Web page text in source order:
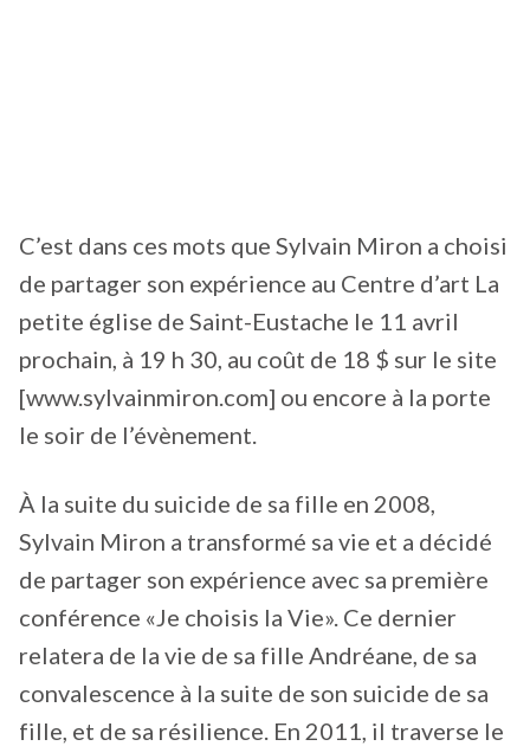
C’est dans ces mots que Sylvain Miron a choisi
de partager son expérience au Centre d’art La
petite église de Saint-Eustache le 11 avril
prochain, à 19 h 30, au coût de 18 $ sur le site
[www.sylvainmiron.com] ou encore à la porte
le soir de l’évènement.
À la suite du suicide de sa fille en 2008,
Sylvain Miron a transformé sa vie et a décidé
de partager son expérience avec sa première
conférence «Je choisis la Vie». Ce dernier
relatera de la vie de sa fille Andréane, de sa
convalescence à la suite de son suicide de sa
fille, et de sa résilience. En 2011, il traverse le